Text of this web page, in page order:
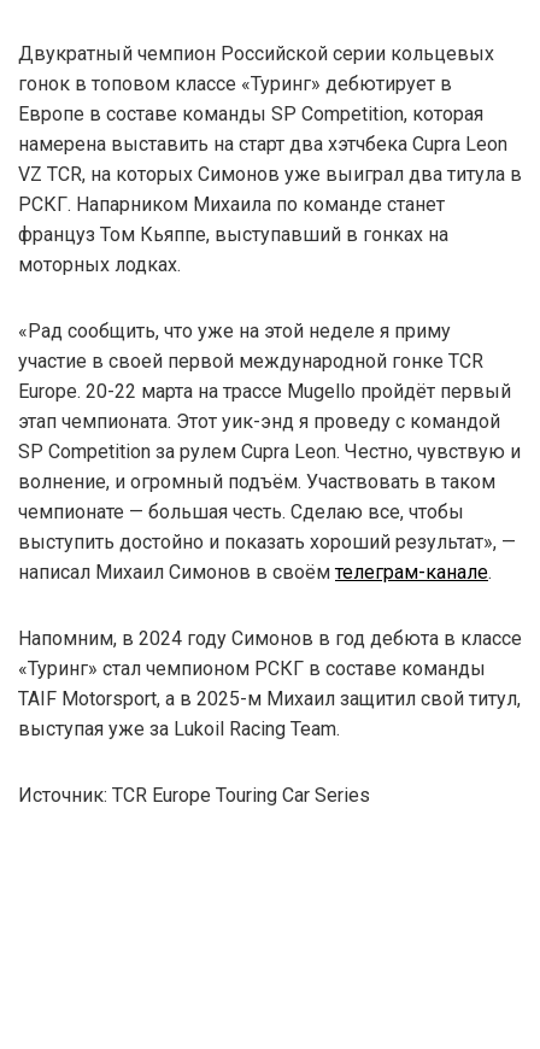
Двукратный чемпион Российской серии кольцевых
гонок в топовом классе «Туринг» дебютирует в
Европе в составе команды SP Competition, которая
намерена выставить на старт два хэтчбека Cupra Leon
VZ TCR, на которых Симонов уже выиграл два титула в
РСКГ. Напарником Михаила по команде станет
француз Том Кьяппе, выступавший в гонках на
моторных лодках.
«Рад сообщить, что уже на этой неделе я приму
участие в своей первой международной гонке TCR
Europe. 20-22 марта на трассе Mugello пройдёт первый
этап чемпионата. Этот уик-энд я проведу с командой
SP Competition за рулем Cupra Leon. Честно, чувствую и
волнение, и огромный подъём. Участвовать в таком
чемпионате — большая честь. Сделаю все, чтобы
выступить достойно и показать хороший результат», —
написал Михаил Симонов в своёмтелеграм-канале.
Напомним, в 2024 году Симонов в год дебюта в классе
«Туринг» стал чемпионом РСКГ в составе команды
TAIF Motorsport, а в 2025-м Михаил защитил свой титул,
выступая уже за Lukoil Racing Team.
Источник: TCR Europe Touring Car Series